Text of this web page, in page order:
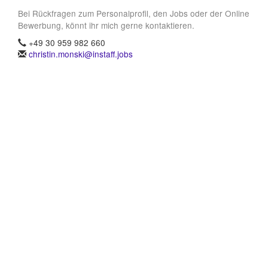
Bei Rückfragen zum Personalprofil, den Jobs oder der Online
Bewerbung, könnt ihr mich gerne kontaktieren.
+49 30 959 982 660
christin.monski@instaff.jobs